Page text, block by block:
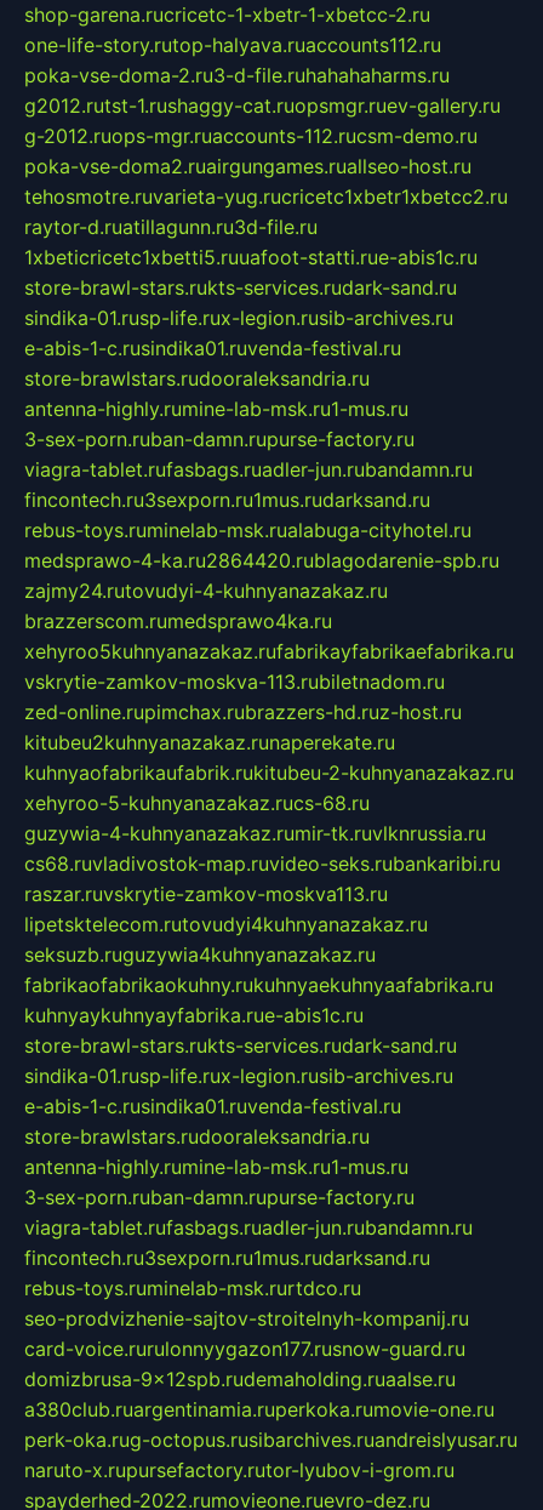
shop-garena.rucricetc-1-xbetr-1-xbetcc-2.ru
one-life-story.rutop-halyava.ruaccounts112.ru
poka-vse-doma-2.ru3-d-file.ruhahahaharms.ru
g2012.rutst-1.rushaggy-cat.ruopsmgr.ruev-gallery.ru
g-2012.ruops-mgr.ruaccounts-112.rucsm-demo.ru
poka-vse-doma2.ruairgungames.ruallseo-host.ru
tehosmotre.ruvarieta-yug.rucricetc1xbetr1xbetcc2.ru
raytor-d.ruatillagunn.ru3d-file.ru
1xbeticricetc1xbetti5.ruuafoot-statti.rue-abis1c.ru
store-brawl-stars.rukts-services.rudark-sand.ru
sindika-01.rusp-life.rux-legion.rusib-archives.ru
e-abis-1-c.rusindika01.ruvenda-festival.ru
store-brawlstars.rudooraleksandria.ru
antenna-highly.rumine-lab-msk.ru1-mus.ru
3-sex-porn.ruban-damn.rupurse-factory.ru
viagra-tablet.rufasbags.ruadler-jun.rubandamn.ru
fincontech.ru3sexporn.ru1mus.rudarksand.ru
rebus-toys.ruminelab-msk.rualabuga-cityhotel.ru
medsprawo-4-ka.ru2864420.rublagodarenie-spb.ru
zajmy24.rutovudyi-4-kuhnyanazakaz.ru
brazzerscom.rumedsprawo4ka.ru
xehyroo5kuhnyanazakaz.rufabrikayfabrikaefabrika.ru
vskrytie-zamkov-moskva-113.rubiletnadom.ru
zed-online.rupimchax.rubrazzers-hd.ruz-host.ru
kitubeu2kuhnyanazakaz.runaperekate.ru
kuhnyaofabrikaufabrik.rukitubeu-2-kuhnyanazakaz.ru
xehyroo-5-kuhnyanazakaz.rucs-68.ru
guzywia-4-kuhnyanazakaz.rumir-tk.ruvlknrussia.ru
cs68.ruvladivostok-map.ruvideo-seks.rubankaribi.ru
raszar.ruvskrytie-zamkov-moskva113.ru
lipetsktelecom.rutovudyi4kuhnyanazakaz.ru
seksuzb.ruguzywia4kuhnyanazakaz.ru
fabrikaofabrikaokuhny.rukuhnyaekuhnyaafabrika.ru
kuhnyaykuhnyayfabrika.rue-abis1c.ru
store-brawl-stars.rukts-services.rudark-sand.ru
sindika-01.rusp-life.rux-legion.rusib-archives.ru
e-abis-1-c.rusindika01.ruvenda-festival.ru
store-brawlstars.rudooraleksandria.ru
antenna-highly.rumine-lab-msk.ru1-mus.ru
3-sex-porn.ruban-damn.rupurse-factory.ru
viagra-tablet.rufasbags.ruadler-jun.rubandamn.ru
fincontech.ru3sexporn.ru1mus.rudarksand.ru
rebus-toys.ruminelab-msk.rurtdco.ru
seo-prodvizhenie-sajtov-stroitelnyh-kompanij.ru
card-voice.rurulonnyygazon177.rusnow-guard.ru
domizbrusa-9x12spb.rudemaholding.ruaalse.ru
a380club.ruargentinamia.ruperkoka.rumovie-one.ru
perk-oka.rug-octopus.rusibarchives.ruandreislyusar.ru
naruto-x.rupursefactory.rutor-lyubov-i-grom.ru
spayderhed-2022.rumovieone.ruevro-dez.ru